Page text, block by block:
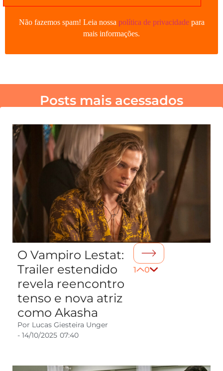
Não fazemos spam! Leia nossa política de privacidadepara
mais informações.
Posts mais acessados
O Vampiro Lestat:
Trailer estendido
revela reencontro
tenso e nova atriz
como Akasha
Por Lucas Giesteira Unger
- 14/10/2025 07:40
0
1